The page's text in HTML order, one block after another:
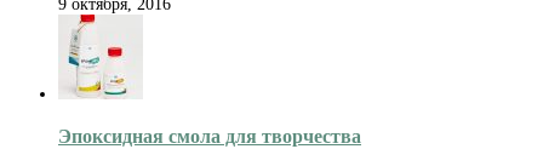
9 октября, 2016
Эпоксидная смола для творчества